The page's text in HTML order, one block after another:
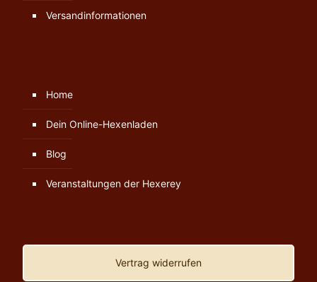
Versandinformationen
Home
Dein Online-Hexenladen
Blog
Veranstaltungen der Hexerey
Vertrag widerrufen